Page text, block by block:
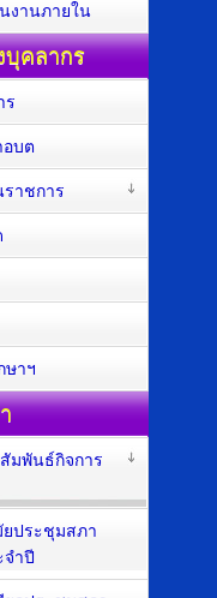
งานภายใน
บุคลากร
ร
บต
าชการ
ษาฯ
มพันธ์กิจการ
ประชุมสภา
ำปี